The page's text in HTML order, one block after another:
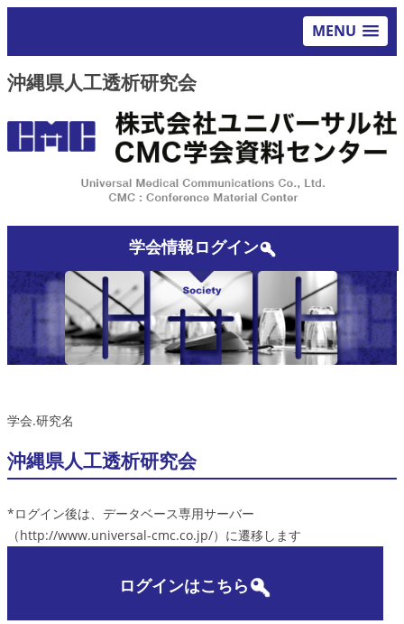
MENU
沖縄県人工透析研究会
学会情報ログイン
学会.研究名
沖縄県人工透析研究会
*ログイン後は、データベース専用サーバー
（http://www.universal-cmc.co.jp/）に遷移します
ログインはこちら